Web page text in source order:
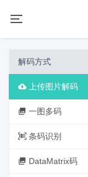
解码方式
上传图片解码
一图多码
条码识别
DataMatrix码